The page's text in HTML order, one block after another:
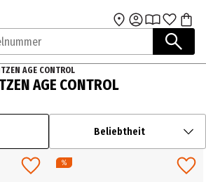
Zum Hauptinhalt
AGE CONTROL
AGE CONTROL
Beliebtheit